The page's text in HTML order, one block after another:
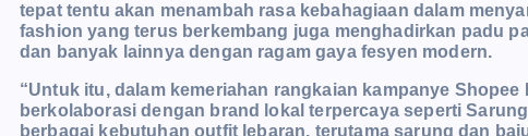
tepat tentu akan menambah rasa kebahagiaan dalam
fashion yang terus berkembang juga menghadirkan padu
dan banyak lainnya dengan ragam gaya fesyen modern.
“Untuk itu, dalam kemeriahan rangkaian kampanye
berkolaborasi dengan brand lokal terpercaya seperti
berbagai kebutuhan outfit lebaran, terutama sarung dan